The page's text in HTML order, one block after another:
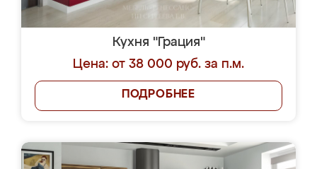
Кухня "Грация"
Цена: от 38 000 руб. за п.м.
ПОДРОБНЕЕ